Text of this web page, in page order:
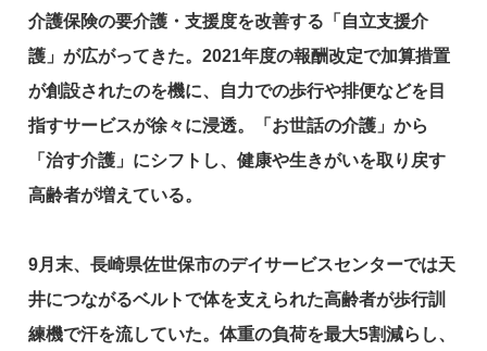
介護保険の要介護・支援度を改善する「自立支援介
護」が広がってきた。2021年度の報酬改定で加算措置
が創設されたのを機に、自力での歩行や排便などを目
指すサービスが徐々に浸透。「お世話の介護」から
「治す介護」にシフトし、健康や生きがいを取り戻す
高齢者が増えている。
9月末、長崎県佐世保市のデイサービスセンターでは天
井につながるベルトで体を支えられた高齢者が歩行訓
練機で汗を流していた。体重の負荷を最大5割減らし、